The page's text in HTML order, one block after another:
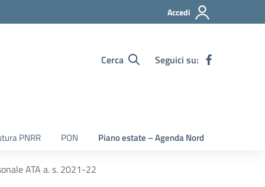
Accedi
Cerca Seguici su:
PNRR PON Piano estate – Agenda Nord
ATA a. s. 2021-22